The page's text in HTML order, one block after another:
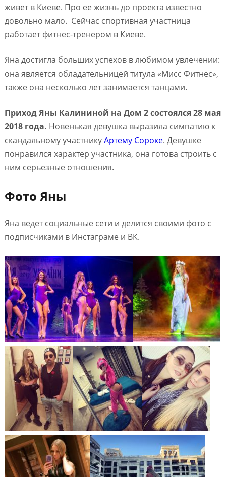
живет в Киеве. Про ее жизнь до проекта известно
довольно мало. Сейчас спортивная участница
работает фитнес-тренером в Киеве.
Яна достигла больших успехов в любимом увлечении:
она является обладательницей титула «Мисс Фитнес»,
также она несколько лет занимается танцами.
Приход Яны Калининой на Дом 2 состоялся 28 мая
2018 года. Новенькая девушка выразила симпатию к
скандальному участникуАртему Сороке. Девушке
понравился характер участника, она готова строить с
ним серьезные отношения.
Фото Яны
Яна ведет социальные сети и делится своими фото с
подписчиками в Инстаграме и ВК.